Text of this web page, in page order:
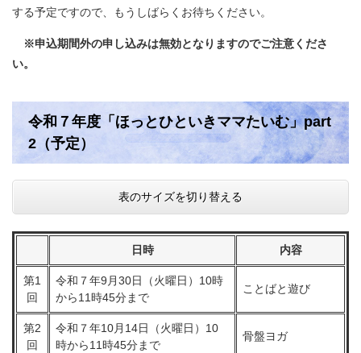
する予定ですので、もうしばらくお待ちください。
※申込期間外の申し込みは無効となりますのでご注意くださ
い。
令和７年度「ほっとひといきママたいむ」part
2（予定）
表のサイズを切り替える
日時 内容
第1
回
令和７年9月30日（火曜日）10時
から11時45分まで
ことばと遊び
第2
回
令和７年10月14日（火曜日）10
時から11時45分まで
骨盤ヨガ